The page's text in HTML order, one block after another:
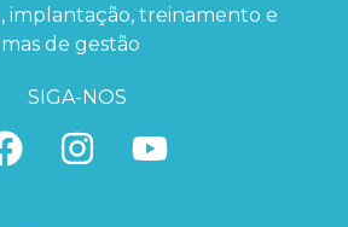
implantação, treinamento e
de gestão
SIGA-NOS